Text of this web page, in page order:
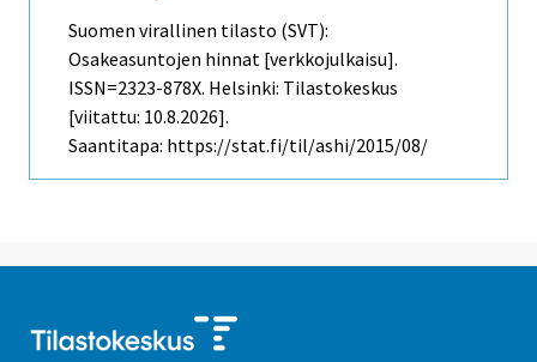
Suomen virallinen tilasto (SVT):
Osakeasuntojen hinnat [verkkojulkaisu].
ISSN=2323-878X. Helsinki: Tilastokeskus
[viitattu: 10.8.2026].
Saantitapa: https://stat.fi/til/ashi/2015/08/